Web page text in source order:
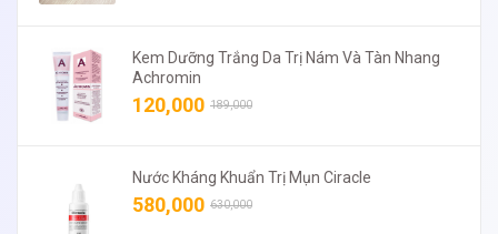
Kem Dưỡng Trắng Da Trị Nám Và Tàn Nhang
Achromin
120,000 189,000
Nước Kháng Khuẩn Trị Mụn Ciracle
580,000 630,000